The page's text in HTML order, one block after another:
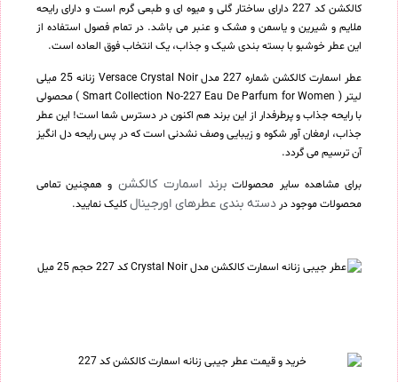
کالکشن کد 227 دارای ساختار گلی و میوه ای و طبعی گرم است و دارای رایحه
ملایم و شیرین و یاسمن و مشک و عنبر می باشد. در تمام فصول استفاده از
این عطر خوشبو با بسته بندی شیک و جذاب، یک انتخاب فوق العاده است.
عطر اسمارت کالکشن شماره 227 مدل Versace Crystal Noir زنانه 25 میلی
لیتر ( Smart Collection No-227 Eau De Parfum for Women ) محصولی
با رایحه جذاب و پرطرفدار از این برند هم اکنون در دسترس شما است! این عطر
جذاب، ارمغان آور شکوه و زیبایی وصف نشدنی است که در پس رایحه دل انگیز
آن ترسیم می گردد.
برای مشاهده سایر محصولات برند اسمارت کالکشن و همچنین تمامی
محصولات موجود در دسته بندی عطرهای اورجینالکلیک نمایید.